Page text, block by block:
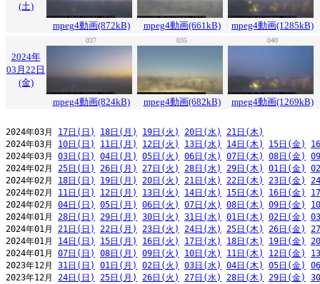
(土)
mpeg4動画(872kB)
mpeg4動画(661kB) mpeg4動画(1285kB)
037 035 040
2024年
03月22日
(金)
mpeg4動画(824kB)
mpeg4動画(682kB) mpeg4動画(1269kB)
2024年03月 17日(日) 18日(月) 19日(火) 20日(水)
21日(木)
2024年03月 10日(日) 11日(月) 12日(火) 13日(水) 14日(木) 15日(金)
2024年03月 03日(日) 04日(月) 05日(火) 06日(水) 07日(木) 08日(金)
2024年02月 25日(日) 26日(月) 27日(火) 28日(水) 29日(木) 01日(金)
2024年02月 18日(日) 19日(月) 20日(火) 21日(水) 22日(木) 23日(金)
2024年02月 11日(日) 12日(月) 13日(火) 14日(水) 15日(木) 16日(金)
2024年02月 04日(日) 05日(月) 06日(火) 07日(水) 08日(木) 09日(金)
2024年01月 28日(日) 29日(月) 30日(火) 31日(水) 01日(木) 02日(金)
2024年01月 21日(日) 22日(月) 23日(火) 24日(水) 25日(木) 26日(金)
2024年01月 14日(日) 15日(月) 16日(火) 17日(水) 18日(木) 19日(金)
2024年01月 07日(日) 08日(月) 09日(火) 10日(水) 11日(木) 12日(金)
2023年12月 31日(日) 01日(月) 02日(火) 03日(水) 04日(木) 05日(金)
2023年12月 24日(日) 25日(月) 26日(火) 27日(水) 28日(木) 29日(金)